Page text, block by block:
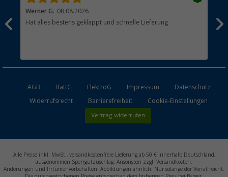
Werner G. 08.08.2026
Hat alles bestens geklappt und schnelle Lieferung
AGB BattG ElektroG Impressum
Datenschutz
Widerrufsrecht
Barrierefreiheit Cookie-Einstellungen
Vertrag widerrufen
Alle Preise inkl. MwSt., versandkostenfreie Lieferung ab 50 € innerhalb Deutschland,
ausgenommen Sperrgutzuschlag. Ansonsten zzgl. Versandkosten.
Änderungen und Irrtümer vorbehalten. Abbildungen ähnlich. Nur solange der Vorrat reicht.